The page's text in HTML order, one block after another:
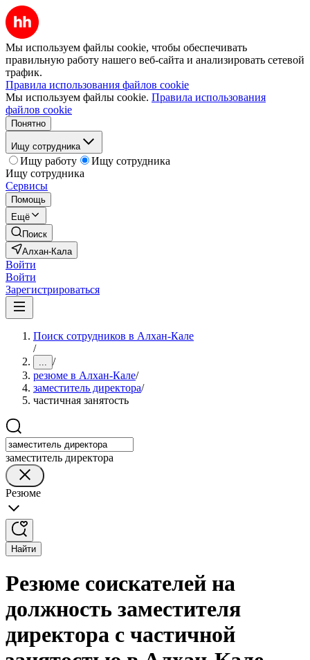
Мы используем файлы cookie, чтобы обеспечивать
правильную работу нашего веб-сайта и анализировать сетевой
трафик.
Правила использования файлов cookie
Мы используем файлы cookie. Правила использования
файлов cookie
Понятно
Ищу сотрудника
Ищу работу
Ищу сотрудника
Ищу сотрудника
Сервисы
Помощь
Ещё
Поиск
Алхан-Кала
Войти
Войти
Зарегистрироваться
Поиск сотрудников в Алхан-Кале
/
... /
резюме в Алхан-Кале/
заместитель директора/
частичная занятость
заместитель директора
Резюме
Найти
Резюме соискателей на
должность заместителя
директора с частичной